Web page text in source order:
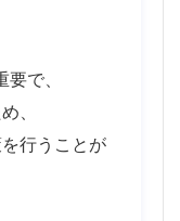
で、
、
行うことが